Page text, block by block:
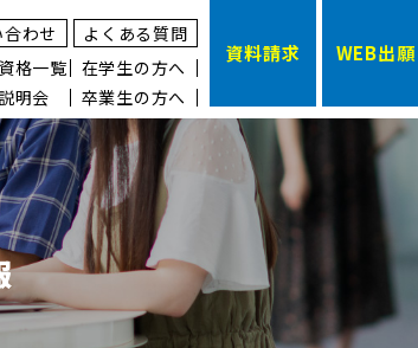
わせ
よくある質問
格一覧
在学生の方へ
明会 卒業生の方へ
資料請求 WEB出願